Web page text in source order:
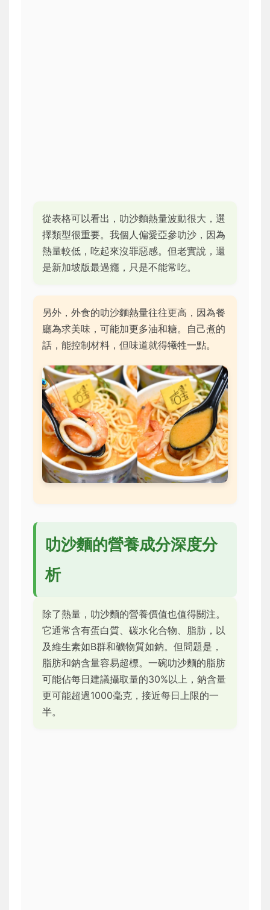
從表格可以看出，叻沙麵熱量波動很大，選
擇類型很重要。我個人偏愛亞參叻沙，因為
熱量較低，吃起來沒罪惡感。但老實說，還
是新加坡版最過癮，只是不能常吃。
另外，外食的叻沙麵熱量往往更高，因為餐
廳為求美味，可能加更多油和糖。自己煮的
話，能控制材料，但味道就得犧牲一點。
叻沙麵的營養成分深度分
析
除了熱量，叻沙麵的營養價值也值得關注。
它通常含有蛋白質、碳水化合物、脂肪，以
及維生素如B群和礦物質如鈉。但問題是，
脂肪和鈉含量容易超標。一碗叻沙麵的脂肪
可能佔每日建議攝取量的30%以上，鈉含量
更可能超過1000毫克，接近每日上限的一
半。